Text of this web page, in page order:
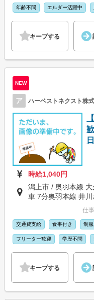
年齢不問 エルダー活躍中
キープする
NEW
ア ハーベストネクスト株
時給1,040円
潟上市 / 奥羽本線
車 7分奥羽本線 井川
仕
交通費支給 食事付き 制服
フリーター歓迎 学歴不問
キープする